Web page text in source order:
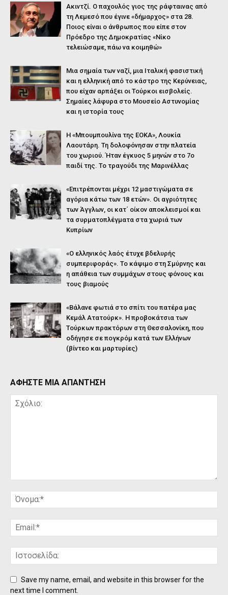
Ακιντζί. Ο παχουλός γιος της ράφταινας από
τη Λεμεσό που έγινε «δήμαρχος» στα 28.
Ποιος είναι ο άνθρωπος που είπε στον
Πρόεδρο της Δημοκρατίας «Νίκο
τελειώσαμε, πάω να κοιμηθώ»
Μια σημαία των ναζί, μια Ιταλική φασιστική
και η ελληνική από το κάστρο της Κερύνειας,
που είχαν αρπάξει οι Τούρκοι εισβολείς.
Σημαίες λάφυρα στο Μουσείο Αστυνομίας
και η ιστορία τους
Η «Μπουμπουλίνα της ΕΟΚΑ», Λουκία
Λαουτάρη. Τη δολοφόνησαν στην πλατεία
του χωριού. Ήταν έγκυος 5 μηνών στο 7ο
παιδί της. Το τραγούδι της Μαρινέλλας
«Επιτρέπονται μέχρι 12 μαστιγώματα σε
αγόρια κάτω των 18 ετών». Οι αγριότητες
των Άγγλων, οι κατ΄ οίκον αποκλεισμοί και
τα συρματοπλέγματα στα χωριά των
Κυπρίων
«Ο ελληνικός λαός έτυχε βδελυρής
συμπεριφοράς». Το κάψιμο στη Σμύρνης και
η απάθεια των συμμάχων στους φόνους και
τους βιαμούς
«Βάλανε φωτιά στο σπίτι του πατέρα μας
Κεμάλ Ατατούρκ». Η προβοκάτσια των
Τούρκων πρακτόρων στη Θεσσαλονίκη, που
οδήγησε σε πογκρόμ κατά των Ελλήνων
(βίντεο και μαρτυρίες)
ΑΦΗΣΤΕ ΜΙΑ ΑΠΑΝΤΗΣΗ
Save my name, email, and website in this browser for the
next time I comment.